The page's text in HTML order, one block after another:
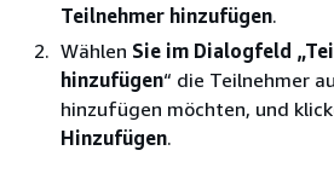
Teilnehmer hinzufügen.
Wählen Sie im Dialogfeld
hinzufügen“ die Teilnehmer
hinzufügen möchten, und
Hinzufügen.